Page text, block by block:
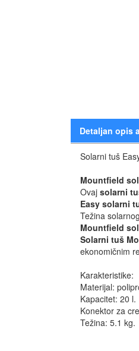
Detaljan opis
Solarni tuš
Mountfield
Ovaj solarni
Easy solarni
Težina
Mountfield
Solarni tuš
ekonomičnim
Karakteristike:
Materijal:
Kapacitet: 20 l.
Konektor za
Težina: 5.1 kg.